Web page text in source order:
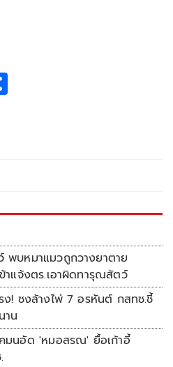
พบหมาแมวถูกวางยาตาย
าแจ้งตร.เอาผิดทารุณสัตว์
ง! ชงล้างไพ่ 7 อรหันต์ กสทช.ชี้
าน
มนอัด 'หมอสรณ' ยื้อเก้าอี้